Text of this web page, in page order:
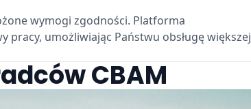
wymogi zgodności. Platforma
pracy, umożliwiając Państwu obsługę większej
CBAM